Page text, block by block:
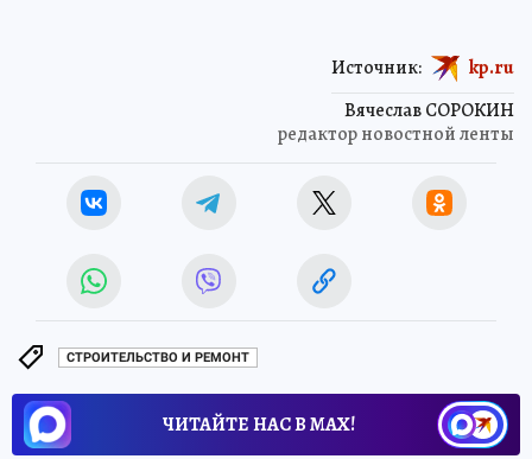
Вячеслав СОРОКИН
редактор новостной ленты
Источник: kp.ru
СТРОИТЕЛЬСТВО И РЕМОНТ
ЧИТАЙТЕ НАС В МАХ!